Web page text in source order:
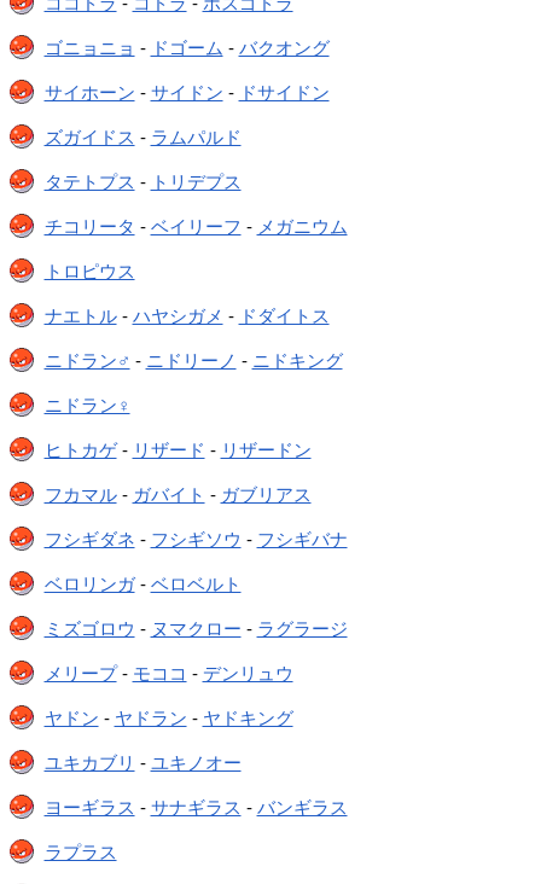
ゴニョニョ - ドゴーム - バクオング
サイホーン - サイドン - ドサイドン
ズガイドス - ラムパルド
タテトプス - トリデプス
チコリータ - ベイリーフ - メガニウム
トロピウス
ナエトル- ハヤシガメ - ドダイトス
ニドラン♂ - ニドリーノ - ニドキング
ニドラン♀
ヒトカゲ- リザード - リザードン
フカマル- ガバイト - ガブリアス
フシギダネ - フシギソウ - フシギバナ
ベロリンガ- ベロベルト
ミズゴロウ - ヌマクロー - ラグラージ
メリープ- モココ - デンリュウ
ヤドン - ヤドラン - ヤドキング
ユキカブリ - ユキノオー
ヨーギラス - サナギラス - バンギラス
ラプラス